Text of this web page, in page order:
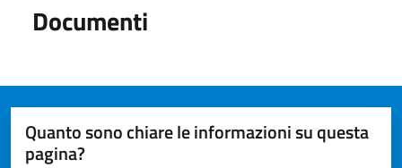
Documenti
Quanto sono chiare le informazioni su questa
pagina?